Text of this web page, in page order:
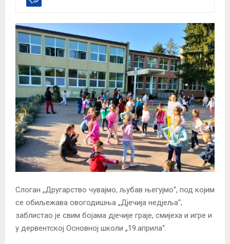
Слоган „Другарство чувајмо, љубав његујмо“, под којим
се обиљежава овогодишња „Дјечија недјеља“,
заблистао је свим бојама дјечије граје, смијеха и игре и
у дервентској Основној школи „19.априла“.